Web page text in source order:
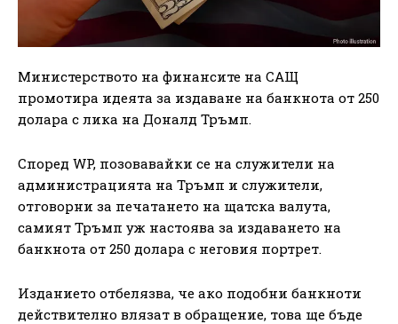
Министерството на финансите на САЩ
промотира идеята за издаване на банкнота от 250
долара с лика на Доналд Тръмп.
Според WP, позовавайки се на служители на
администрацията на Тръмп и служители,
отговорни за печатането на щатска валута,
самият Тръмп уж настоява за издаването на
банкнота от 250 долара с неговия портрет.
Изданието отбелязва, че ако подобни банкноти
действително влязат в обращение, това ще бъде